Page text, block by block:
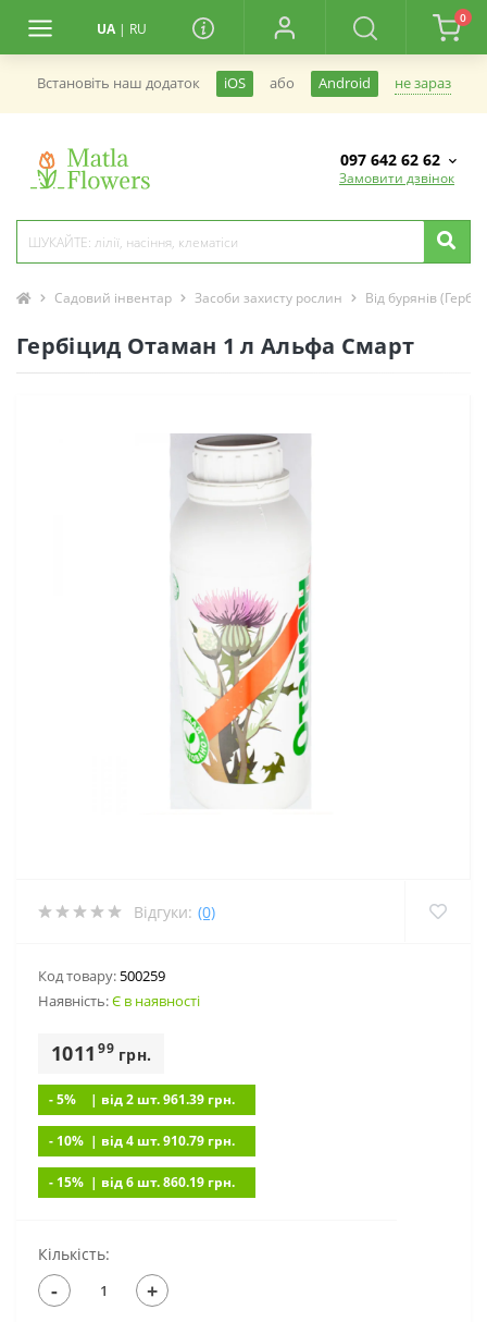
UA | RU
0
Встановiть наш додаток iOS або Android не зараз
097 642 62 62
Замовити дзвінок
Садовий інвентар Засоби захисту рослин Від бурянів
Гербіцид Отаман 1 л Альфа Смарт
Відгуки: (0)
Код товару: 500259
Наявність:Є в наявності
1011 99грн.
- 5% | вiд 2 шт. 961.39 грн.
- 10% | вiд 4 шт. 910.79 грн.
- 15% | вiд 6 шт. 860.19 грн.
Кількість:
- +